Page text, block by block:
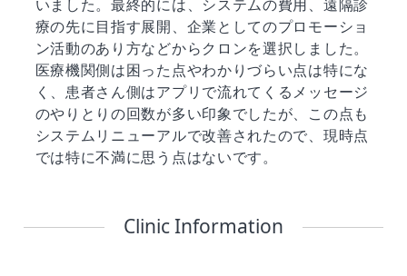
いました。最終的には、システムの費用、遠隔診
療の先に目指す展開、企業としてのプロモーショ
ン活動のあり方などからクロンを選択しました。
医療機関側は困った点やわかりづらい点は特にな
く、患者さん側はアプリで流れてくるメッセージ
のやりとりの回数が多い印象でしたが、この点も
システムリニューアルで改善されたので、現時点
では特に不満に思う点はないです。
Clinic Information